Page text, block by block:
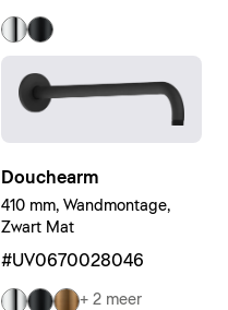
Douchearm
410 mm, Wandmontage,
Zwart Mat
#UV0670028046
+ 2 meer